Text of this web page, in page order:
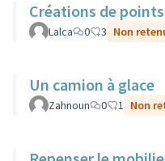
Créations de
Lalca 0 3 Non
Un camion à glace
Zahnoun 0 1 Non